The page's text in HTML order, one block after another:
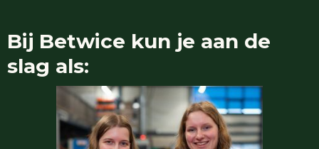
Bij Betwice kun je aan de
slag als: